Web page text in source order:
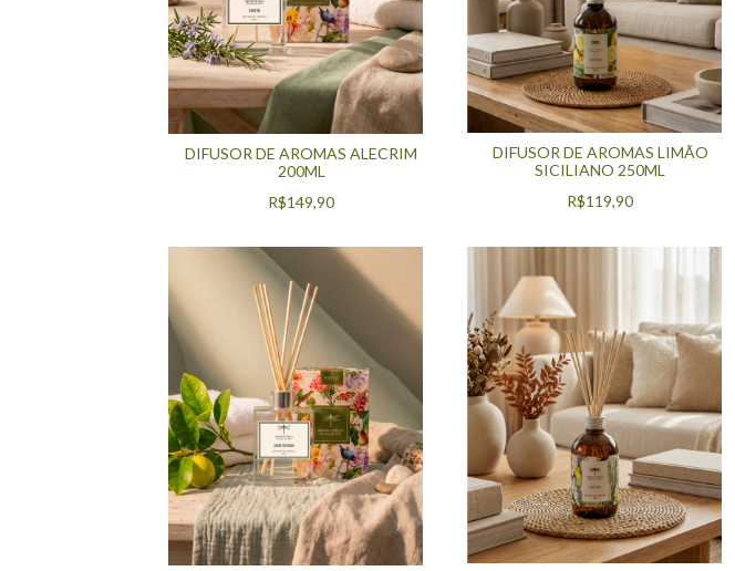
DIFUSOR DE AROMAS ALECRIM
200ML
R$149,90
DIFUSOR DE AROMAS LIMÃO
SICILIANO 250ML
R$119,90